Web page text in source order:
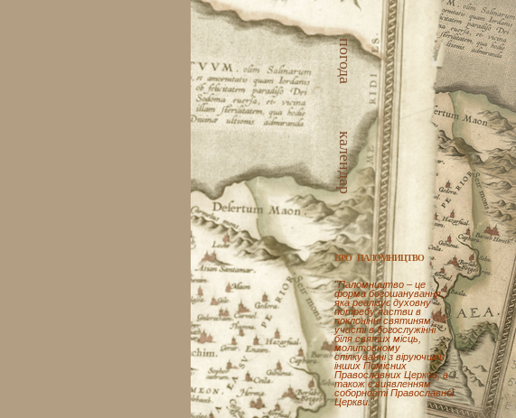
погода
календар
ПРО ПАЛОМНИЦТВО
"Паломництво – це
форма богошанування,
яка реалізує духовну
потребу пастви в
поклонінні святиням,
участі в богослужінні
біля святих місць,
молитовному
спілкуванні з віруючими
інших Помісних
Православних Церков, а
також є виявленням
соборності Православної
Церкви."